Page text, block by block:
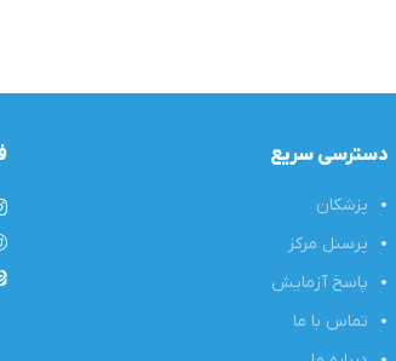
دسترسی سریع
پزشکان
پرسنل مرکز
پاسخ آزمایش
تماس با ما